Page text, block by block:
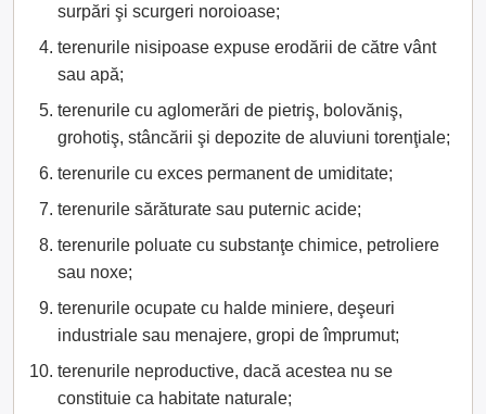
surpări şi scurgeri noroioase;
terenurile nisipoase expuse erodării de către vânt
sau apă;
terenurile cu aglomerări de pietriş, bolovăniş,
grohotiş, stâncării şi depozite de aluviuni torenţiale;
terenurile cu exces permanent de umiditate;
terenurile sărăturate sau puternic acide;
terenurile poluate cu substanţe chimice, petroliere
sau noxe;
terenurile ocupate cu halde miniere, deşeuri
industriale sau menajere, gropi de împrumut;
terenurile neproductive, dacă acestea nu se
constituie ca habitate naturale;